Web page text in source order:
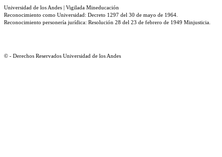
Universidad de los Andes | Vigilada Mineducación
Reconocimiento como Universidad: Decreto 1297 del 30 de mayo de 1964.
Reconocimiento personería jurídica: Resolución 28 del 23 de febrero de 1949 Minjusticia.
© - Derechos Reservados Universidad de los Andes